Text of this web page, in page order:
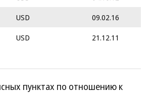
USD
09.02.16
USD 21.12.11
пунктах по отношению к